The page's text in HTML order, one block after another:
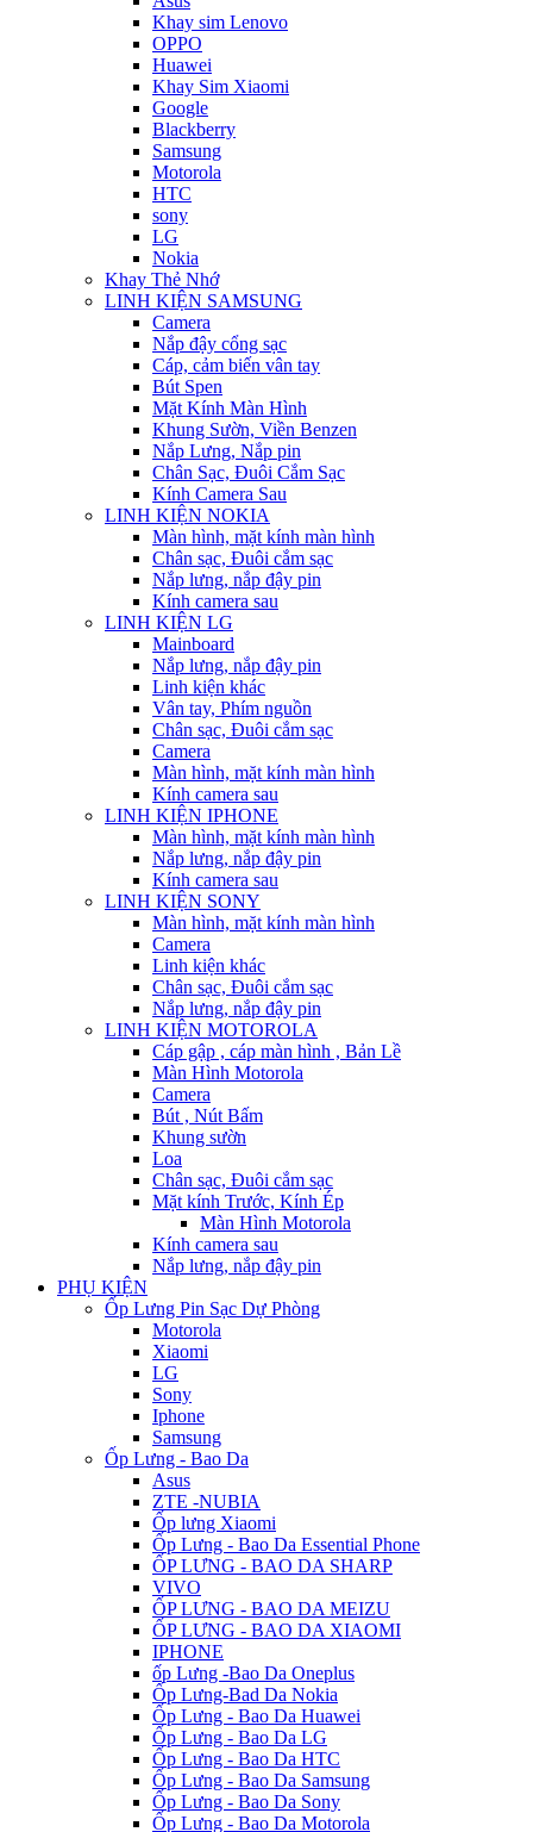
Khay sim Lenovo
OPPO
Huawei
Khay Sim Xiaomi
Google
Blackberry
Samsung
Motorola
HTC
sony
LG
Nokia
Khay Thẻ Nhớ
LINH KIỆN SAMSUNG
Camera
Nắp đậy cổng sạc
Cáp, cảm biến vân tay
Bút Spen
Mặt Kính Màn Hình
Khung Sườn, Viền Benzen
Nắp Lưng, Nắp pin
Chân Sạc, Đuôi Cắm Sạc
Kính Camera Sau
LINH KIỆN NOKIA
Màn hình, mặt kính màn hình
Chân sạc, Đuôi cắm sạc
Nắp lưng, nắp đậy pin
Kính camera sau
LINH KIỆN LG
Mainboard
Nắp lưng, nắp đậy pin
Linh kiện khác
Vân tay, Phím nguồn
Chân sạc, Đuôi cắm sạc
Camera
Màn hình, mặt kính màn hình
Kính camera sau
LINH KIỆN IPHONE
Màn hình, mặt kính màn hình
Nắp lưng, nắp đậy pin
Kính camera sau
LINH KIỆN SONY
Màn hình, mặt kính màn hình
Camera
Linh kiện khác
Chân sạc, Đuôi cắm sạc
Nắp lưng, nắp đậy pin
LINH KIỆN MOTOROLA
Cáp gập , cáp màn hình , Bản Lề
Màn Hình Motorola
Camera
Bút , Nút Bấm
Khung sườn
Loa
Chân sạc, Đuôi cắm sạc
Mặt kính Trước, Kính Ép
Màn Hình Motorola
Kính camera sau
Nắp lưng, nắp đậy pin
PHỤ KIỆN
Ốp Lưng Pin Sạc Dự Phòng
Motorola
Xiaomi
LG
Sony
Iphone
Samsung
Ốp Lưng - Bao Da
Asus
ZTE -NUBIA
Ốp lưng Xiaomi
Ốp Lưng - Bao Da Essential Phone
ỐP LƯNG - BAO DA SHARP
VIVO
ỐP LƯNG - BAO DA MEIZU
ỐP LƯNG - BAO DA XIAOMI
IPHONE
ốp Lưng -Bao Da Oneplus
Ốp Lưng-Bad Da Nokia
Ốp Lưng - Bao Da Huawei
Ốp Lưng - Bao Da LG
Ốp Lưng - Bao Da HTC
Ốp Lưng - Bao Da Samsung
Ốp Lưng - Bao Da Sony
Ốp Lưng - Bao Da Motorola